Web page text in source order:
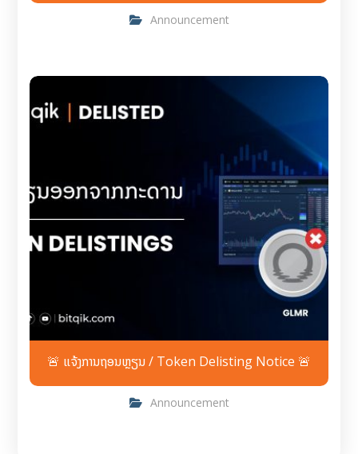
Announcement
🚨 ແຈ້ງການຖອນຫຼຽນ / Token Delisting Notice 🚨
Announcement